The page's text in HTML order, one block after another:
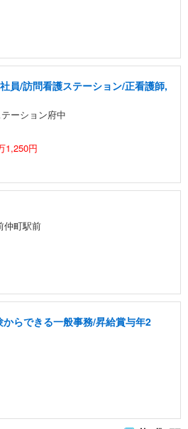
員/訪問看護ステーション/正看護師,
ーション府中
1,250円
仲町駅前
からできる一般事務/昇給賞与年2